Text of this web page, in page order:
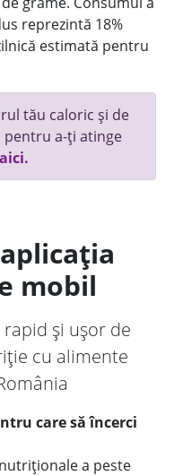
reprezintă 18%
estimată pentru
tău caloric și de
pentru a-ți atinge
mobil
rapid și ușor de
cu alimente
care să încerci
a peste